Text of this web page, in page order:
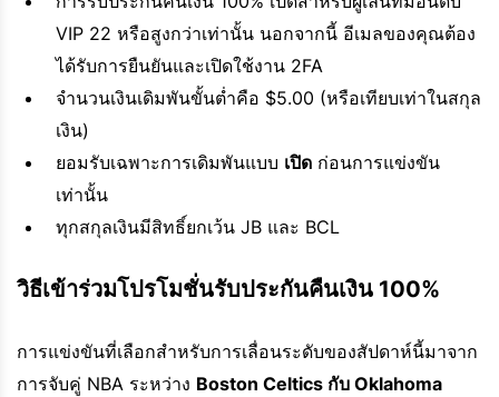
VIP 22 หรือสูงกว่าเท่านั้น นอกจากนี้ อีเมลของคุณต้อง
ได้รับการยืนยันและเปิดใช้งาน 2FA
จำนวนเงินเดิมพันขั้นต่ำคือ $5.00 (หรือเทียบเท่าในสกุล
เงิน)
ยอมรับเฉพาะการเดิมพันแบบ เปิด ก่อนการแข่งขัน
เท่านั้น
ทุกสกุลเงินมีสิทธิ์ยกเว้น JB และ BCL
วิธีเข้าร่วมโปรโมชั่นรับประกันคืนเงิน 100%
การแข่งขันที่เลือกสำหรับการเลื่อนระดับของสัปดาห์นี้มาจาก
การจับคู่ NBA ระหว่าง Boston Celtics กับ Oklahoma